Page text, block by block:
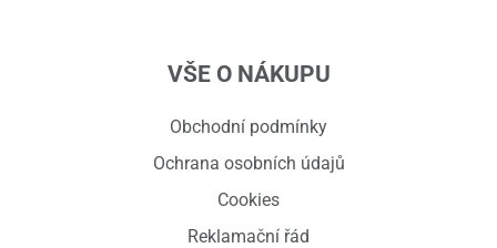
VŠE O NÁKUPU
Obchodní podmínky
Ochrana osobních údajů
Cookies
Reklamační řád